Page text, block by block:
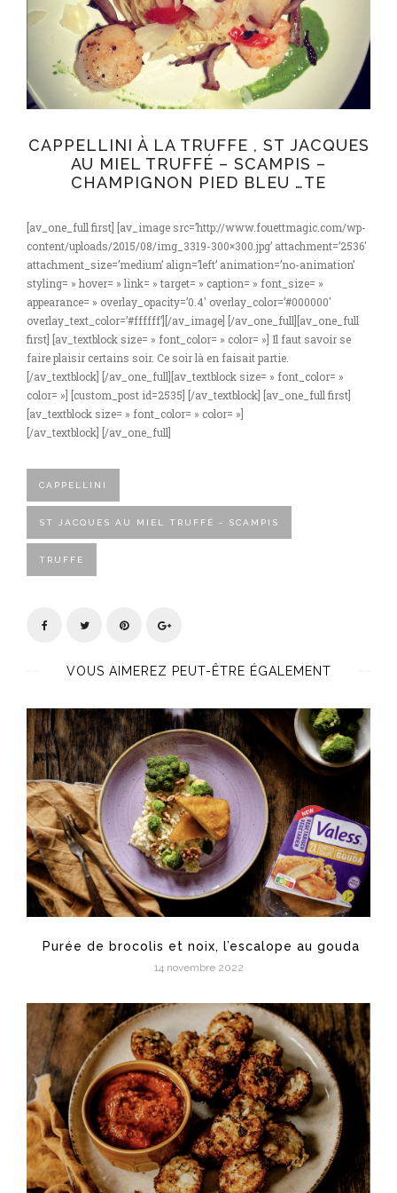
CAPPELLINI À LA TRUFFE , ST JACQUES
AU MIEL TRUFFÉ – SCAMPIS –
CHAMPIGNON PIED BLEU …TE
[av_one_full first] [av_image src=’http://www.fouettmagic.com/wp-
content/uploads/2015/08/img_3319-300×300.jpg’ attachment=’2536′
attachment_size=’medium’ align=’left’ animation=’no-animation’
styling= » hover= » link= » target= » caption= » font_size= »
appearance= » overlay_opacity=’0.4′ overlay_color=’#000000′
overlay_text_color=’#ffffff’][/av_image] [/av_one_full][av_one_full
first] [av_textblock size= » font_color= » color= »] Il faut savoir se
faire plaisir certains soir. Ce soir là en faisait partie.
[/av_textblock] [/av_one_full][av_textblock size= » font_color= »
color= »] [custom_post id=2535] [/av_textblock] [av_one_full first]
[av_textblock size= » font_color= » color= »]
[/av_textblock] [/av_one_full]
CAPPELLINI
ST JACQUES AU MIEL TRUFFÉ - SCAMPIS
TRUFFE
VOUS AIMEREZ PEUT-ÊTRE ÉGALEMENT
Purée de brocolis et noix, l’escalope au gouda
14 novembre 2022